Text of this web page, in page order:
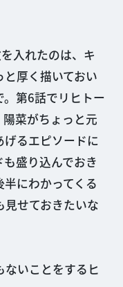
入れたのは、キ
厚く描いておい
第6話でリヒトー
菜がちょっと元
るエピソードに
盛り込んでおき
にわかってくる
せておきたいな
いことをするヒ